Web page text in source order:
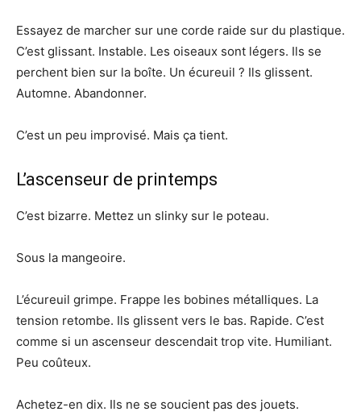
Essayez de marcher sur une corde raide sur du plastique.
C’est glissant. Instable. Les oiseaux sont légers. Ils se
perchent bien sur la boîte. Un écureuil ? Ils glissent.
Automne. Abandonner.
C’est un peu improvisé. Mais ça tient.
L’ascenseur de printemps
C’est bizarre. Mettez un slinky sur le poteau.
Sous la mangeoire.
L’écureuil grimpe. Frappe les bobines métalliques. La
tension retombe. Ils glissent vers le bas. Rapide. C’est
comme si un ascenseur descendait trop vite. Humiliant.
Peu coûteux.
Achetez-en dix. Ils ne se soucient pas des jouets.